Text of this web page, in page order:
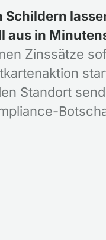
Schildern
aus in
Zinssätze
Standort